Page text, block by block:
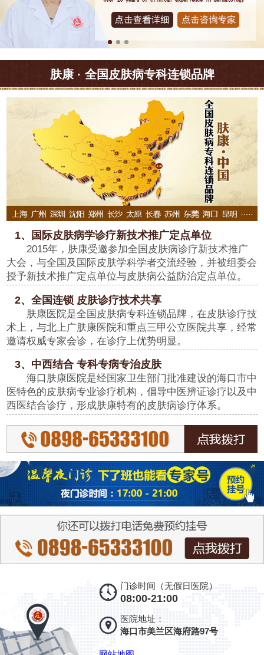
肤康 · 全国皮肤病专科连锁品牌
1、国际皮肤病学诊疗新技术推广定点单位
2015年，肤康受邀参加全国皮肤病诊疗新技术推广
大会，与全国及国际皮肤学科学者交流经验，并被组委会
授予新技术推广定点单位与皮肤病公益防治定点单位。
2、全国连锁 皮肤诊疗技术共享
肤康医院是全国皮肤病专科连锁品牌，在皮肤诊疗技
术上，与北上广肤康医院和重点三甲公立医院共享，经常
邀请权威专家会诊，在诊疗上优势明显。
3、中西结合 专科专病专治皮肤
海口肤康医院是经国家卫生部门批准建设的海口市中
医特色的皮肤病专业诊疗机构，倡导中医辨证诊疗以及中
西医结合诊疗，形成肤康特有的皮肤病诊疗体系。
门诊时间（无假日医院）
08:00-21:00
医院地址：
海口市美兰区海府路97号